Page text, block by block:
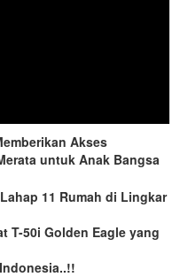
Akses
untuk Anak Bangsa
11 Rumah di Lingkar
T-50i Golden Eagle yang